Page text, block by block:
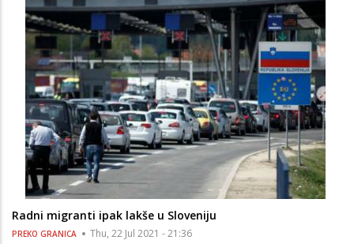
Radni migranti ipak lakše u Sloveniju
PREKO GRANICA Thu, 22 Jul 2021 - 21:36